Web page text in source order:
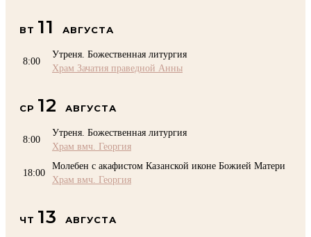
ВТ 11 АВГУСТА
8:00
Утреня. Божественная литургия
Храм Зачатия праведной Анны
СР 12 АВГУСТА
8:00
Утреня. Божественная литургия
Храм вмч. Георгия
18:00
Молебен с акафистом Казанской иконе Божией Матери
Храм вмч. Георгия
ЧТ 13 АВГУСТА